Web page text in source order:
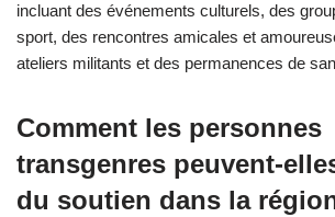
incluant des événements culturels, des
sport, des rencontres amicales et
ateliers militants et des permanences de
Comment les personnes
transgenres peuvent-
du soutien dans la